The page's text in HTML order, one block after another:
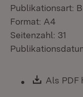
Publikationsart:
Format: A4
Seitenzahl: 31
Als PDF